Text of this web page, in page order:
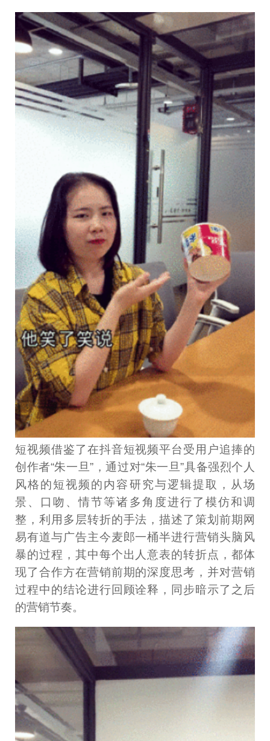
短视频借鉴了在抖音短视频平台受用户追捧的
创作者“朱一旦”，通过对“朱一旦”具备强烈个人
风格的短视频的内容研究与逻辑提取，从场
景、口吻、情节等诸多角度进行了模仿和调
整，利用多层转折的手法，描述了策划前期网
易有道与广告主今麦郎一桶半进行营销头脑风
暴的过程，其中每个出人意表的转折点，都体
现了合作方在营销前期的深度思考，并对营销
过程中的结论进行回顾诠释，同步暗示了之后
的营销节奏。